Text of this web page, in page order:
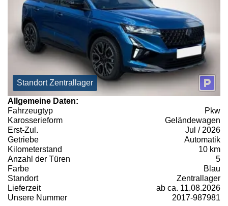
Standort Zentrallager
Allgemeine Daten:
Fahrzeugtyp
Pkw
Karosserieform
Geländewagen
Erst-Zul.
Jul / 2026
Getriebe
Automatik
Kilometerstand
10 km
Anzahl der Türen
5
Farbe
Blau
Standort
Zentrallager
Lieferzeit
ab ca. 11.08.2026
Unsere Nummer
2017-987981